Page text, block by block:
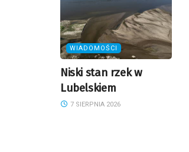
WIADOMOŚCI
Niski stan rzek w
Lubelskiem
7 SIERPNIA 2026